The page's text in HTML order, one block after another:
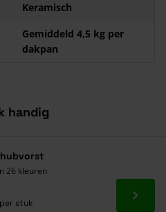
Keramisch
Gemiddeld 4,5 kg per
dakpan
handig
26 kleuren
per stuk Ga